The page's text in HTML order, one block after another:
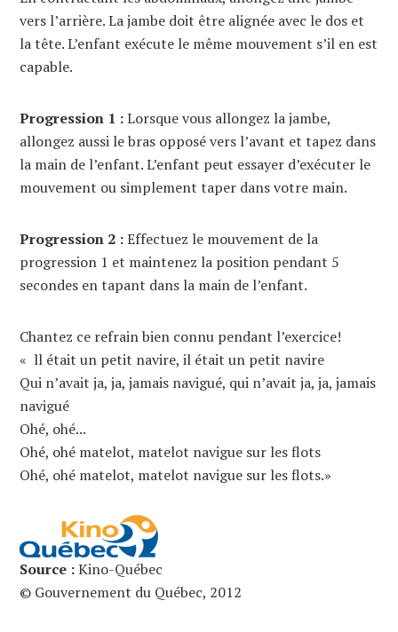
vers l’arrière. La jambe doit être alignée avec le dos et
la tête. L’enfant exécute le même mouvement s’il en est
capable.
Progression 1 :Lorsque vous allongez la jambe,
allongez aussi le bras opposé vers l’avant et tapez dans
la main de l’enfant. L’enfant peut essayer d’exécuter le
mouvement ou simplement taper dans votre main.
Progression 2 :Effectuez le mouvement de la
progression 1 et maintenez la position pendant 5
secondes en tapant dans la main de l’enfant.
Chantez ce refrain bien connu pendant l’exercice!
« ll était un petit navire, il était un petit navire
Qui n’avait ja, ja, jamais navigué, qui n’avait ja, ja, jamais
navigué
Ohé, ohé...
Ohé, ohé matelot, matelot navigue sur les flots
Ohé, ohé matelot, matelot navigue sur les flots.»
Source :Kino-Québec
© Gouvernement du Québec, 2012